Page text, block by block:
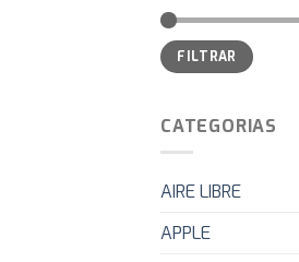
Precio
mínimo
Precio
máximo
FILTRAR
CATEGORIAS
AIRE LIBRE
APPLE